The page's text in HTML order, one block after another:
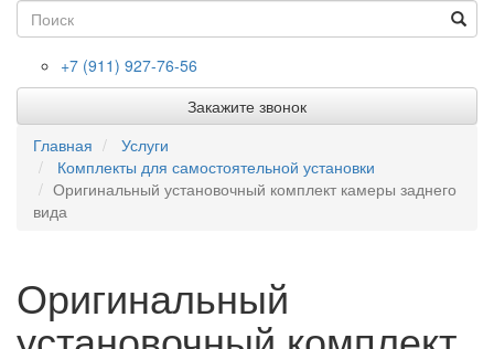
+7 (911) 927-76-56
Закажите звонок
Главная
Услуги
Комплекты для самостоятельной установки
Оригинальный установочный комплект камеры заднего
вида
Оригинальный